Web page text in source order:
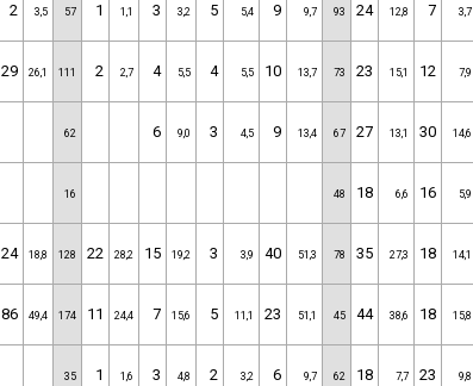
2 3,5 57 1 1,1 3 3,2 5 5,4 9 9,7 93 24 12,8 7 3,7
29 26,1 111 2 2,7 4 5,5 4 5,5 10 13,7 73 23 15,1 12 7,9
62 6 9,0 3 4,5 9 13,4 67 27 13,1 30 14,6
16 48 18 6,6 16 5,9
24 18,8 128 22 28,2 15 19,2 3 3,9 40 51,3 78 35 27,3 18 14,1
86 49,4 174 11 24,4 7 15,6 5 11,1 23 51,1 45 44 38,6 18 15,8
35 1 1,6 3 4,8 2 3,2 6 9,7 62 18 7,7 23 9,8